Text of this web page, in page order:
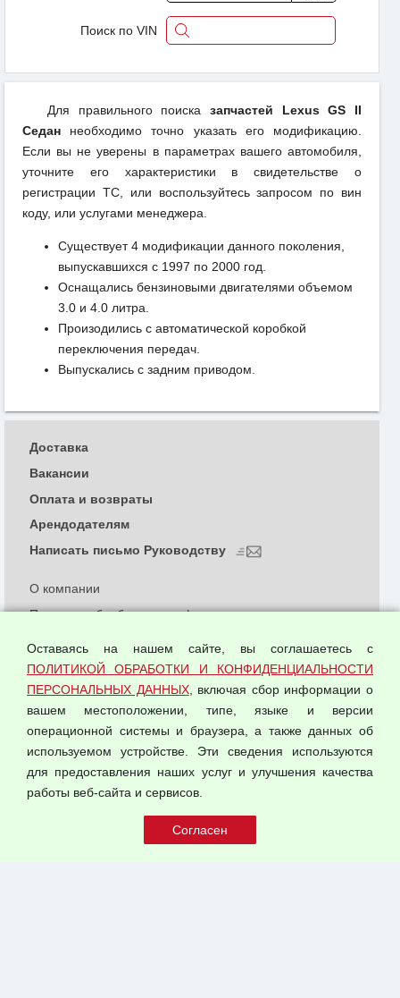
Поиск по VIN
Для правильного поиска запчастей Lexus GS II
Седан необходимо точно указать его модификацию.
Если вы не уверены в параметрах вашего автомобиля,
уточните его характеристики в свидетельстве о
регистрации ТС, или воспользуйтесь запросом по вин
коду, или услугами менеджера.
Существует 4 модификации данного поколения,
выпускавшихся с 1997 по 2000 год.
Оснащались бензиновыми двигателями объемом
3.0 и 4.0 литра.
Произодились с автоматической коробкой
переключения передач.
Выпускались с задним приводом.
© 2026 ООО "Феникс"
О компании
Политика обработки и конфиденциальности
Согласием на обработку персональных данных
Оферта оптовой купли-продажи
Публичная оферта
Доставка
Вакансии
Оплата и возвраты
Арендодателям
Написать письмо Руководству
Оставаясь на нашем сайте, вы соглашаетесь с
ПОЛИТИКОЙ ОБРАБОТКИ И КОНФИДЕНЦИАЛЬНОСТИ
ПЕРСОНАЛЬНЫХ ДАННЫХ, включая сбор информации о
вашем местоположении, типе, языке и версии
операционной системы и браузера, а также данных об
используемом устройстве. Эти сведения используются
для предоставления наших услуг и улучшения качества
работы веб-сайта и сервисов.